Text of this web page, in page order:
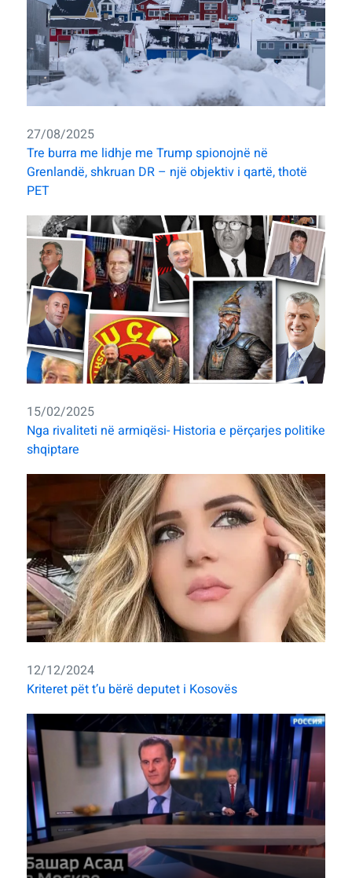
27/08/2025
Tre burra me lidhje me Trump spionojnë në
Grenlandë, shkruan DR – një objektiv i qartë, thotë
PET
15/02/2025
Nga rivaliteti në armiqësi- Historia e përçarjes politike
shqiptare
12/12/2024
Kriteret pët t’u bërë deputet i Kosovës